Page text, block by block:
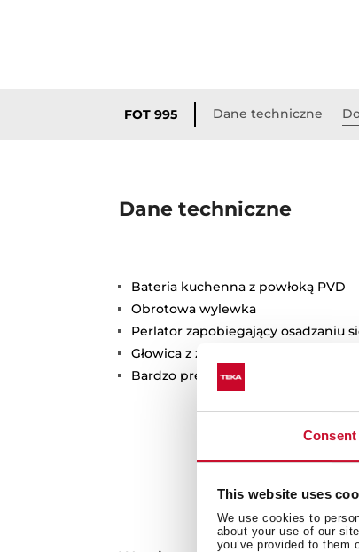
Consent
This website uses
We use cookies to
about your use of our
you’ve provided to them
FOT 995 Dane techniczne
Dane techniczne
Bateria kuchenna z powłoką PVD
Obrotowa wylewka
Perlator zapobiegający osadzaniu
Głowica z zaworem ceramicznym
Bardzo precyzyjna kontrola